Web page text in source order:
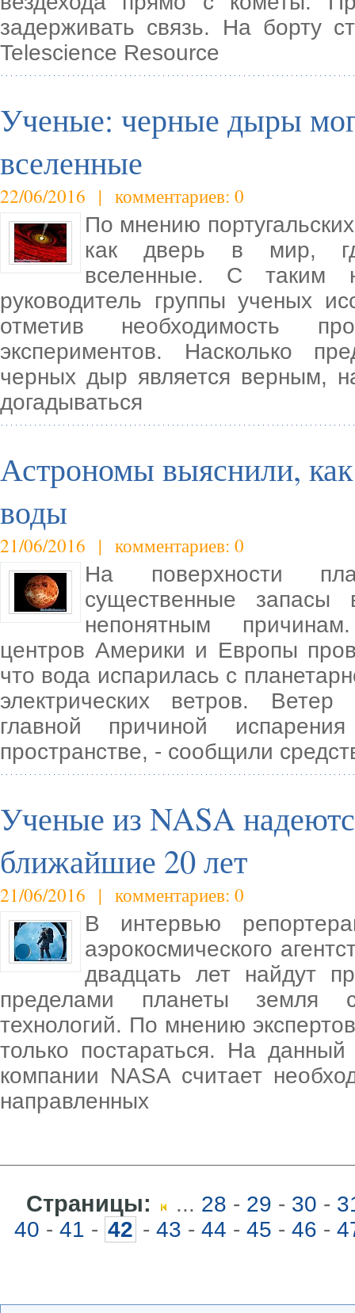
задерживать связь. На борту
Telescience Resource
Ученые: черные дыры
вселенные
22/06/2016 | комментариев: 0
По мнению
как дверь в мир,
вселенные. С таким
руководитель группы ученых
отметив необходимость
экспериментов. Насколько
черных дыр является верным,
догадываться
Астрономы выяснили,
воды
21/06/2016 | комментариев: 0
На поверхности
существенные
непонятным
центров Америки и Европы
что вода испарилась с
электрических ветров. Ветер
главной причиной
пространстве, - сообщили
Ученые из NASA
ближайшие 20 лет
21/06/2016 | комментариев: 0
В интервью
аэрокосмического
двадцать лет найдут
пределами планеты земля
технологий. По мнению
только постараться. На
компании NASA считает
направленных
Страницы: ... 28 - 29 - 30 -
40 - 41 - 42 - 43 - 44 - 45 - 46 -